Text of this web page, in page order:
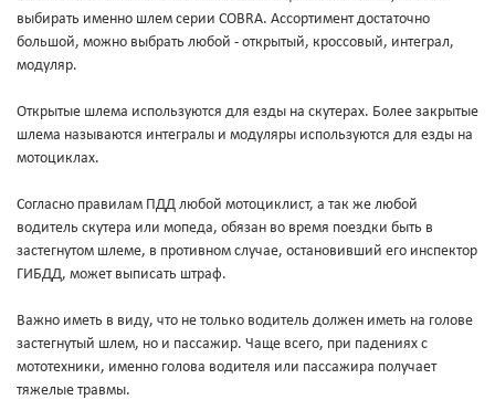
выбирать именно шлем серии COBRA. Ассортимент достаточно
большой, можно выбрать любой - открытый, кроссовый, интеграл,
модуляр.
Открытые шлема используются для езды на скутерах. Более закрытые
шлема называются интегралы и модуляры используются для езды на
мотоциклах.
Согласно правилам ПДД любой мотоциклист, а так же любой
водитель скутера или мопеда, обязан во время поездки быть в
застегнутом шлеме, в противном случае, остановивший его инспектор
ГИБДД, может выписать штраф.
Важно иметь в виду, что не только водитель должен иметь на голове
застегнутый шлем, но и пассажир. Чаще всего, при падениях с
мототехники, именно голова водителя или пассажира получает
тяжелые травмы.